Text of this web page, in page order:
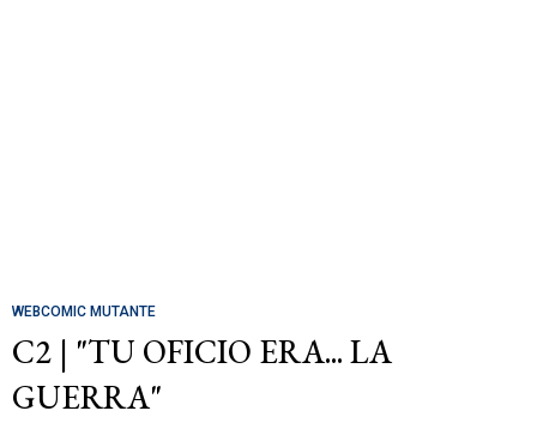
WEBCOMIC MUTANTE
C2 | "TU OFICIO ERA... LA
GUERRA"